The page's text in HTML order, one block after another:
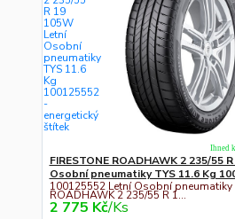
FIRESTONE ROADHAWK 2 235/55
Osobní pneumatiky TYS 11.6 Kg
100125552 Letní Osobní pneumatiky
ROADHAWK 2 235/55 R 1...
2 775 Kč/Ks
Ihned